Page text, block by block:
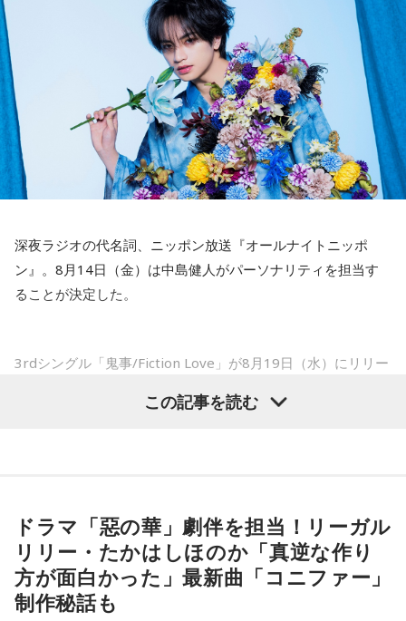
点を取ってブラジルに勝っているんです。だけれども、ブラ
ジルは対戦相手が決まったときに「オランダじゃなくて良か
った」と思っていた。日本ということで、少しでも油断して
くれれば、日本にとっては好都合じゃないですか。
ただ、ブラジルの監督の立場からすると、その油断が一番危
険なんです。だから、「去年の親善試合では2-0から逆転され
ているんだ。メンバーは違うかもしれないけれど、日本は力
して、「お前ら、（日本選手が）こんなことを言ってるぞ」
と塩貝選手のコメントを（起爆剤として）使うことが可能な
とはいえ、塩貝選手とはW杯が終わったときに違うところで
でもまだ若いですから。森保監督は“リバウンドメンタリテ
ィ”という言葉をよく使いますけど、何かうまくいかなかった
後のリアクションがすごく重要で、今後そこを塩貝選手は試
されるのかなと思いますし、その期待に応えるだけのものを
――2月の南郷キャンプ終盤で右肘痛が発覚した時の心境を教
山田「痛かったですし、手術のタイミングはすごく悩んだの
ですが、3月9日に手術をさせていただいた。痛いままプレー
をしていても成績も上がらないですし、自分としても不安を
抱えながらプレーをするのは嫌だったので、できるだけ早く
手術をして、早く復帰ができるようにというので決断しまし
た」
――以前から痛みはあったのでしょうか？
山田「痛みがない範囲でできていたのですが、痛みの場所が
動いてしまって、数ミリでも痛みの場所が動くだけで痛みが
変わってくるので」
――実戦復帰まで4ヶ月という診断のもと、ファームで最初に
ラーが出たり、身体との感覚がつながりずらかったりするな
かで、本当にトレーナーさんのおかげでうまくやっていただ
きました」
深夜ラジオの代名詞、ニッポン放送『オールナイトニッポ
ン』。8月14日（金）は中島健人がパーソナリティを担当す
ることが決定した。
3rdシングル「鬼事/Fiction Love」が8月19日（水）にリリー
ティを初めて担当する。番組では、新曲「鬼事/Fiction
盛りだくさんの内容でお届けする一夜限りの特別番組『中島
健人のオールナイトニッポン』は8月14日(金)25時からニッポ
ン放送をキーステーションに全国ネットで放送。
この記事を読む
ドラマ「惡の華」劇伴を担当！リーガル
リリー・たかはしほのか「真逆な作り
方が面白かった」最新曲「コニファー」
制作秘話も